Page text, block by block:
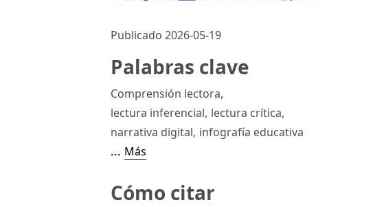
Publicado 2026-05-19
Palabras clave
Comprensión lectora,
lectura inferencial, lectura crítica,
narrativa digital, infografía educativa
... Más
Cómo citar